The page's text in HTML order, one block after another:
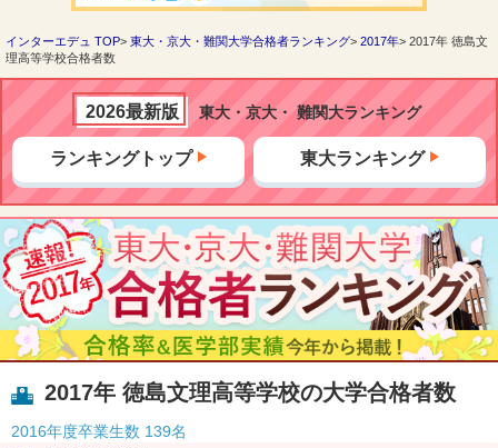
ド
ッ
ト
インターエデュ TOP 東大・京大・難関大学合格者ランキング 2017年
2017年 徳島文
理高等学校合格者数
2026最新版 東大・京大・ 難関大ランキング
ランキングトップ 東大ランキング
2017年 徳島文理高等学校の大学合格者数
2016年度卒業生数 139名